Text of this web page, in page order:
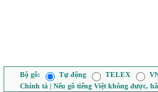
Bộ gõ: Tự động TELEX
Chính tả | Nếu gõ tiếng Việt không được,